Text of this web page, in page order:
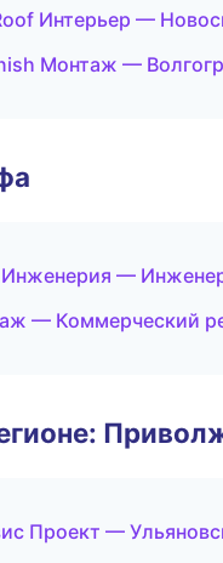
Интерьер —
Монтаж —
—
— Коммерческий
Проект —